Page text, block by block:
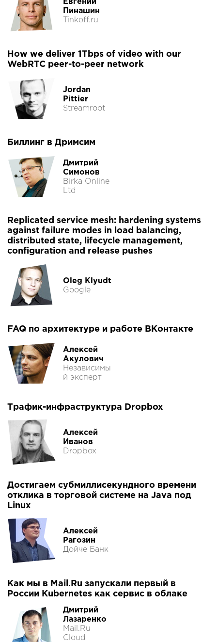
Евгений
Пинашин
Tinkoff.ru
How we deliver 1Tbps of video with our
WebRTC peer-to-peer network
Jordan
Pittier
Streamroot
Биллинг в Дримсим
Дмитрий
Симонов
Birka Online
Ltd
Replicated service mesh: hardening systems
against failure modes in load balancing,
distributed state, lifecycle management,
configuration and release pushes
Oleg Klyudt
Google
FAQ по архитектуре и работе ВКонтакте
Алексей
Акулович
Независимы
й эксперт
Трафик-инфраструктура Dropbox
Алексей
Иванов
Dropbox
Достигаем субмиллисекундного времени
отклика в торговой системе на Java под
Linux
Алексей
Рагозин
Дойче Банк
Как мы в Mail.Ru запускали первый в
России Kubernetes как сервис в облаке
Дмитрий
Лазаренко
Mail.Ru
Cloud